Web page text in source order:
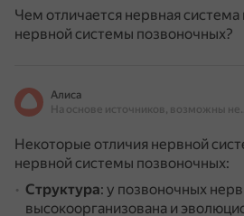
Чем отличается нервная система
нервной системы позвоночных?
Алиса
На основе
Некоторые отличия нервной
нервной системы позвоночных:
Структура: у позвоночных
высокоорганизована и